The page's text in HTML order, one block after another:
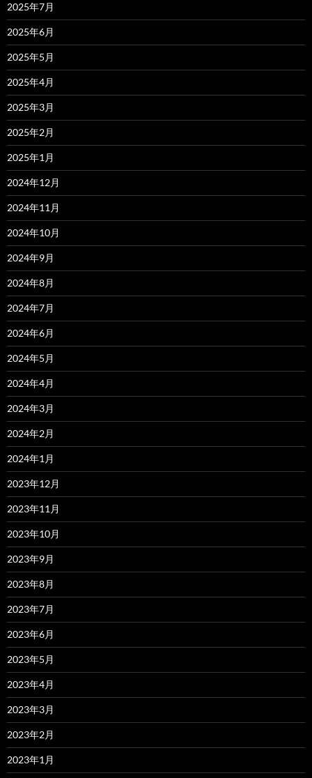
2025年7月
2025年6月
2025年5月
2025年4月
2025年3月
2025年2月
2025年1月
2024年12月
2024年11月
2024年10月
2024年9月
2024年8月
2024年7月
2024年6月
2024年5月
2024年4月
2024年3月
2024年2月
2024年1月
2023年12月
2023年11月
2023年10月
2023年9月
2023年8月
2023年7月
2023年6月
2023年5月
2023年4月
2023年3月
2023年2月
2023年1月